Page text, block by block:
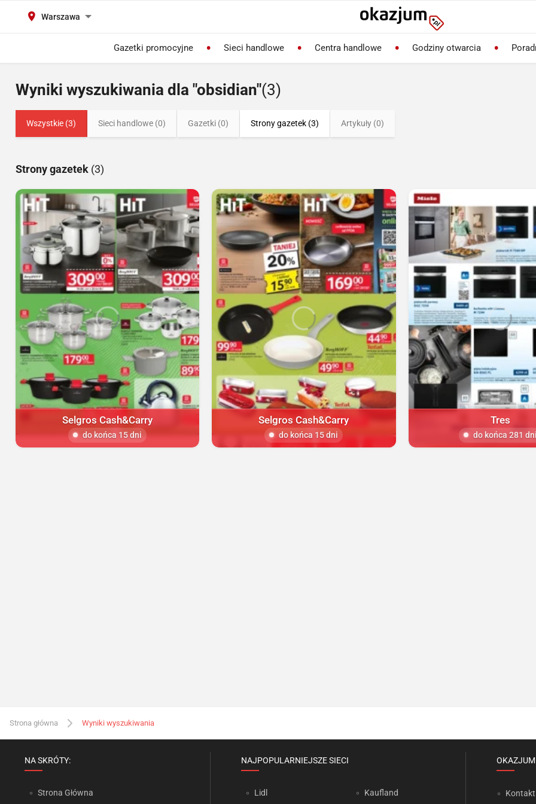
Warszawa
Gazetki promocyjne Sieci handlowe Centra handlowe Godziny otwarcia
Wyniki wyszukiwania dla "obsidian"(3)
Wszystkie (3) Sieci handlowe (0) Gazetki (0) Strony gazetek (3) Artykuły (0)
Strony gazetek (3)
Selgros Cash&Carry
do końca 15 dni
Selgros Cash&Carry
do końca 15 dni
Tres
do końca 281
Strona główna Wyniki wyszukiwania
NA SKRÓTY:
Strona Główna
NAJPOPULARNIEJSZE SIECI
Lidl Kaufland Kontakt